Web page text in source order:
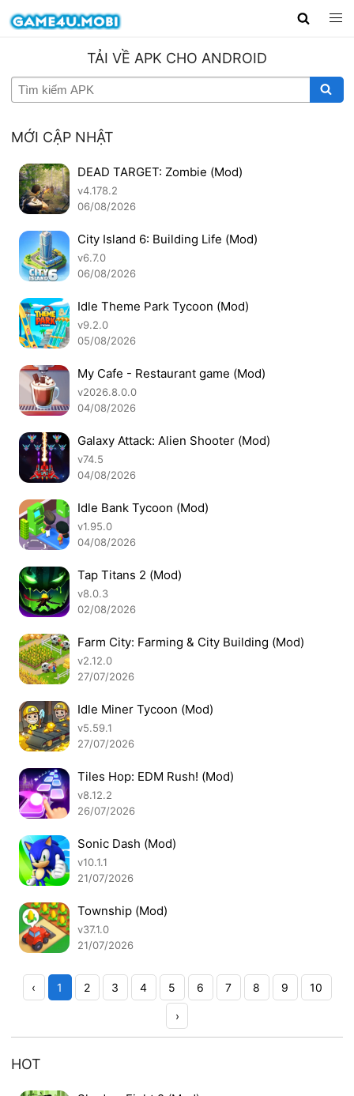
TẢI VỀ APK CHO ANDROID
MỚI CẬP NHẬT
DEAD TARGET: Zombie (Mod)
v4.178.2
06/08/2026
City Island 6: Building Life (Mod)
v6.7.0
06/08/2026
Idle Theme Park Tycoon (Mod)
v9.2.0
05/08/2026
My Cafe - Restaurant game (Mod)
v2026.8.0.0
04/08/2026
Galaxy Attack: Alien Shooter (Mod)
v74.5
04/08/2026
Idle Bank Tycoon (Mod)
v1.95.0
04/08/2026
Tap Titans 2 (Mod)
v8.0.3
02/08/2026
Farm City: Farming & City Building (Mod)
v2.12.0
27/07/2026
Idle Miner Tycoon (Mod)
v5.59.1
27/07/2026
Tiles Hop: EDM Rush! (Mod)
v8.12.2
26/07/2026
Sonic Dash (Mod)
v10.1.1
21/07/2026
Township (Mod)
v37.1.0
21/07/2026
‹ 1 2 3 4 5 6 7 8 9 10
›
HOT